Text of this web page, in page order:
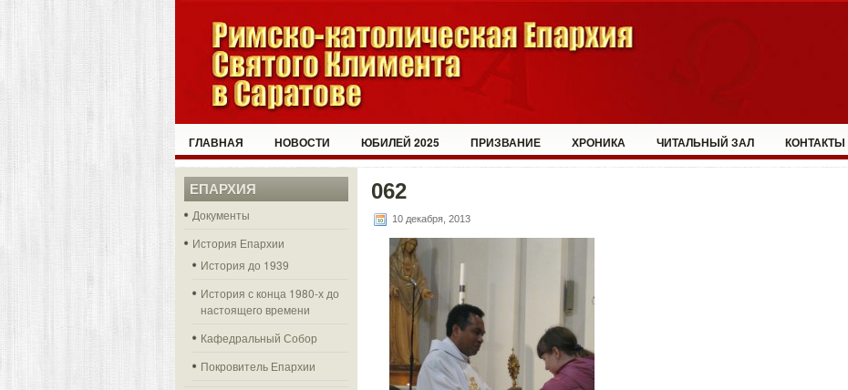
ГЛАВНАЯ НОВОСТИ ЮБИЛЕЙ 2025 ПРИЗВАНИЕ ХРОНИКА ЧИТАЛЬНЫЙ ЗАЛ КОНТАКТЫ
ЕПАРХИЯ
Документы
История Епархии
История до 1939
История с конца 1980-х до
настоящего времени
Кафедральный Собор
Покровитель Епархии
062
10 декабря, 2013